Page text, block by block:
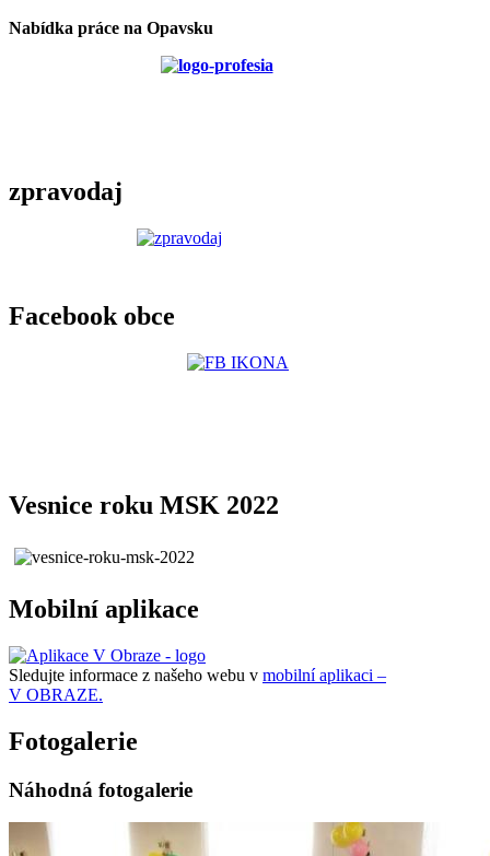
Nabídka práce na Opavsku
zpravodaj
Facebook obce
Vesnice roku MSK 2022
Mobilní aplikace
Sledujte informace z našeho webu v mobilní aplikaci –
V OBRAZE.
Fotogalerie
Náhodná fotogalerie